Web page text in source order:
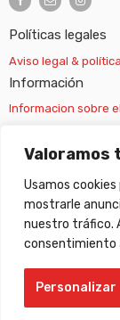
Valoramos
Usamos
mostrarle
nuestro tráfico.
consentimiento
Personalizar
Políticas legales
Aviso legal &
Información
Informacion sobre
Información sobre
Cambios y
Suscripción